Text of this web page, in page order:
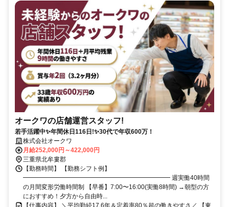
オークワの店舗運営スタッフ!
若手活躍中✨年間休日116日!✨30代で年収600万！
株式会社オークワ
月給252,000円～422,000円
三重県北牟婁郡
【勤務時間】 【勤務シフト例】
━━━━━━━━━━━━━━━━━━━━━━━━ 週実働40時間
の月間変形労働時間制 【早番】7:00〜16:00(実働8時間) →朝型の方
におすすめ！夕方から自由時...